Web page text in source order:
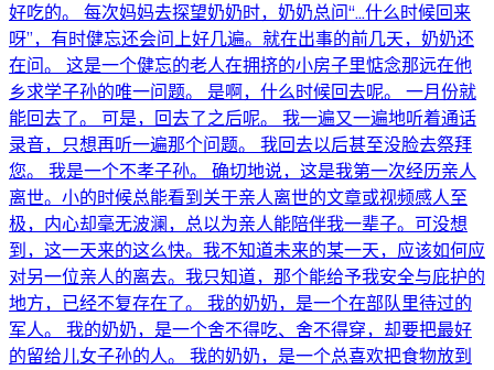
好吃的。 每次妈妈去探望奶奶时，奶奶总问“…什么时候回来
呀”，有时健忘还会问上好几遍。就在出事的前几天，奶奶还
在问。 这是一个健忘的老人在拥挤的小房子里惦念那远在他
乡求学子孙的唯一问题。 是啊，什么时候回去呢。 一月份就
能回去了。 可是，回去了之后呢。 我一遍又一遍地听着通话
录音，只想再听一遍那个问题。 我回去以后甚至没脸去祭拜
您。 我是一个不孝子孙。 确切地说，这是我第一次经历亲人
离世。小的时候总能看到关于亲人离世的文章或视频感人至
极，内心却毫无波澜，总以为亲人能陪伴我一辈子。可没想
到，这一天来的这么快。我不知道未来的某一天，应该如何应
对另一位亲人的离去。我只知道，那个能给予我安全与庇护的
地方，已经不复存在了。 我的奶奶，是一个在部队里待过的
军人。 我的奶奶，是一个舍不得吃、舍不得穿，却要把最好
的留给儿女子孙的人。 我的奶奶，是一个总喜欢把食物放到